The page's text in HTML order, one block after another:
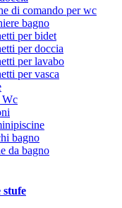
di comando per wc
bagno
per bidet
per doccia
per lavabo
per vasca
Wc
bagno
da bagno
stufe